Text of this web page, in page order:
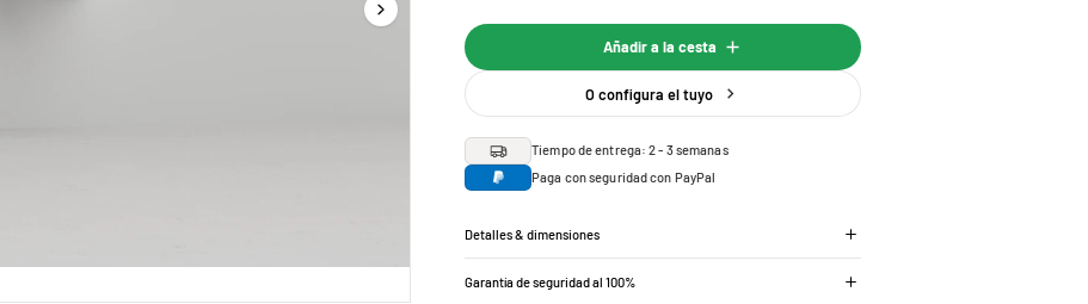
Añadir a la cesta
O configura el tuyo
Tiempo de entrega: 2 - 3 semanas
Paga con seguridad con PayPal
Detalles & dimensiones
Garantía de seguridad al 100%